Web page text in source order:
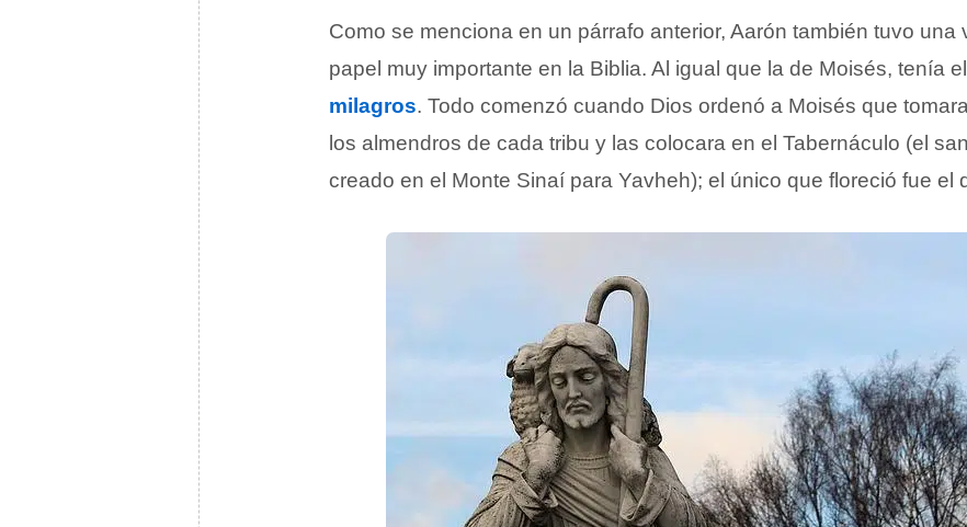
Como se menciona en un párrafo anterior, Aarón también tuvo una
papel muy importante en la Biblia. Al igual que la de Moisés, tenía
milagros. Todo comenzó cuando Dios ordenó a Moisés que
los almendros de cada tribu y las colocara en el Tabernáculo (el
creado en el Monte Sinaí para Yavheh); el único que floreció fue el